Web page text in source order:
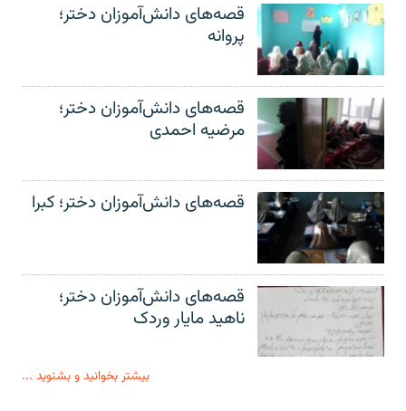
قصه‌های دانش‌آموزان دختر؛
پروانه
قصه‌های دانش‌آموزان دختر؛
مرضیه احمدی
قصه‌های دانش‌آموزان دختر؛ کبرا
قصه‌های دانش‌آموزان دختر؛
ناهید مایار وردک
بیشتر بخوانید و بشنوید ...